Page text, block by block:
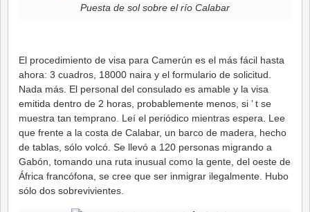
Puesta de sol sobre el río Calabar
El procedimiento de visa para Camerún es el más fácil hasta
ahora: 3 cuadros, 18000 naira y el formulario de solicitud.
Nada más. El personal del consulado es amable y la visa
emitida dentro de 2 horas, probablemente menos, si ’ t se
muestra tan temprano. Leí el periódico mientras espera. Lee
que frente a la costa de Calabar, un barco de madera, hecho
de tablas, sólo volcó. Se llevó a 120 personas migrando a
Gabón, tomando una ruta inusual como la gente, del oeste de
África francófona, se cree que ser inmigrar ilegalmente. Hubo
sólo dos sobrevivientes.